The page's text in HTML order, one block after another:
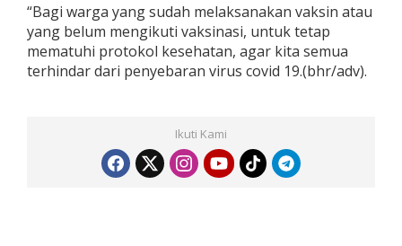
“Bagi warga yang sudah melaksanakan vaksin atau
yang belum mengikuti vaksinasi, untuk tetap
mematuhi protokol kesehatan, agar kita semua
terhindar dari penyebaran virus covid 19.(bhr/adv).
Ikuti Kami